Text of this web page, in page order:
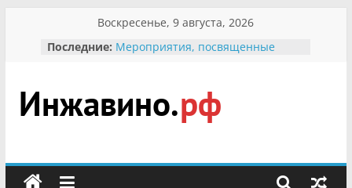
содержимому
Воскресенье, 9 августа, 2026
Последние: Мероприятия, посвященные
гражданин Инжавинского округа»
участнице Великой
Отечественной, фронтовичке
Безопасность в сети Интернет
Инжавино.рф
сельский
портал